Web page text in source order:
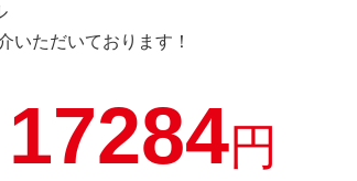
いただいております！
17284円